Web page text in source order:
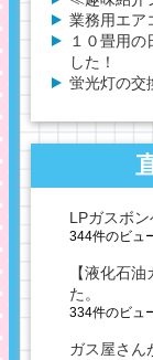
業務用エア
１０畳用
した！
蛍光灯の交
LPガスボ
344件のビュ
【液化石
た。
334件のビュ
ガス屋さん